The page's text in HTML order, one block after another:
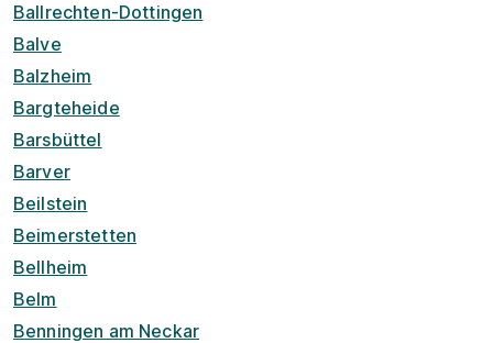
Ballrechten-Dottingen
Balve
Balzheim
Bargteheide
Barsbüttel
Barver
Beilstein
Beimerstetten
Bellheim
Belm
Benningen am Neckar